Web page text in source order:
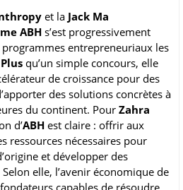
et la Jack Ma
ABH s’est progressivement
programmes entrepreneuriaux les
qu’un simple concours, elle
de croissance pour des
des solutions concrètes à
du continent. Pour Zahra
d’ABH est claire : offrir aux
ressources nécessaires pour
et développer des
elle, l’avenir économique de